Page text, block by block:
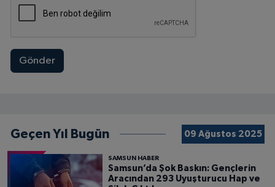
Gönder
Geçen Yıl Bugün 09 Ağustos 2025
SAMSUN HABER
Samsun’da Şok Baskın: Gençlerin
Aracından 293 Uyuşturucu Hap ve